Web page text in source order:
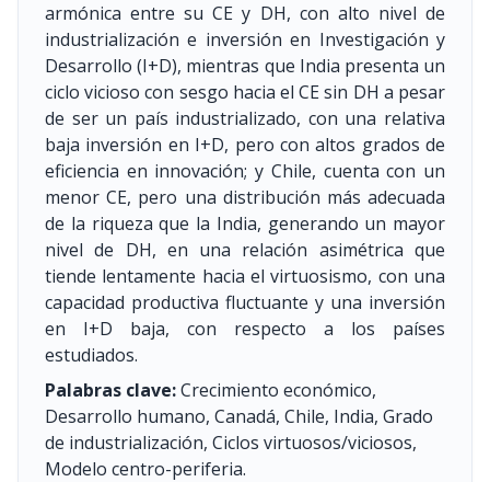
armónica entre su CE y DH, con alto nivel de
industrialización e inversión en Investigación y
Desarrollo (I+D), mientras que India presenta un
ciclo vicioso con sesgo hacia el CE sin DH a pesar
de ser un país industrializado, con una relativa
baja inversión en I+D, pero con altos grados de
eficiencia en innovación; y Chile, cuenta con un
menor CE, pero una distribución más adecuada
de la riqueza que la India, generando un mayor
nivel de DH, en una relación asimétrica que
tiende lentamente hacia el virtuosismo, con una
capacidad productiva fluctuante y una inversión
en I+D baja, con respecto a los países
estudiados.
Palabras clave:Crecimiento económico,
Desarrollo humano, Canadá, Chile, India, Grado
de industrialización, Ciclos virtuosos/viciosos,
Modelo centro-periferia.